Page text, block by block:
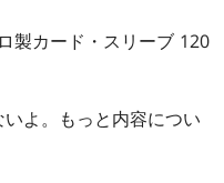
製カード・スリーブ 120
いよ。もっと内容につい